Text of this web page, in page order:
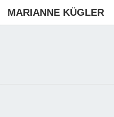
MARIANNE KÜGLER